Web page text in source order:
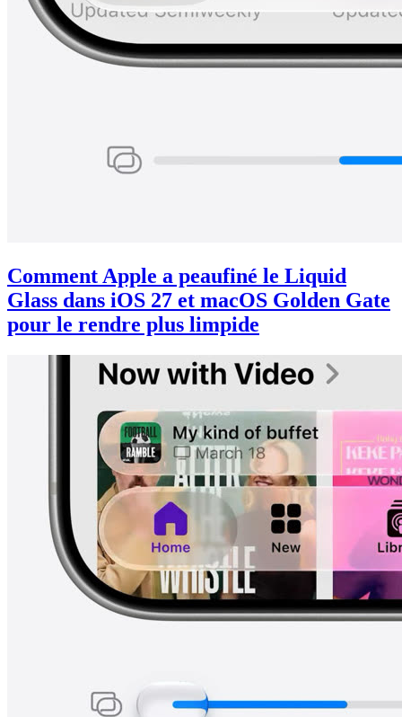
Comment Apple a peaufiné le Liquid
Glass dans iOS 27 et macOS Golden Gate
pour le rendre plus limpide